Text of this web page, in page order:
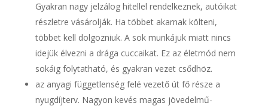
Gyakran nagy jelzálog hitellel rendelkeznek, autóikat
részletre vásárolják. Ha többet akarnak költeni,
többet kell dolgozniuk. A sok munkájuk miatt nincs
idejük élvezni a drága cuccaikat. Ez az életmód nem
sokáig folytatható, és gyakran vezet csődhöz.
az anyagi függetlenség felé vezető út fő része a
nyugdíjterv. Nagyon kevés magas jövedelmű-